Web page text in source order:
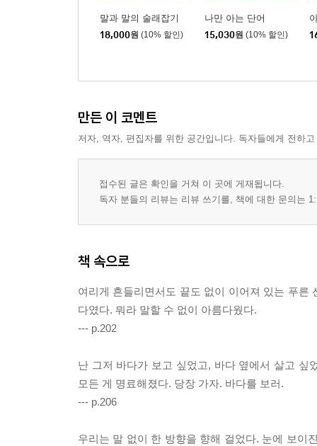
말과 말의 술래잡기
18,000원 (10% 할인)
나만 아는 단어
15,030원 (10% 할인)
만든 이 코멘트
저자, 역자, 편집자를 위한 공간입니다. 독자들에게 전하
접수된 글은 확인을 거쳐 이 곳에 게재됩니다.
독자 분들의 리뷰는 리뷰 쓰기를, 책에 대한 문의는
책 속으로
여리게 흔들리면서도 끝도 없이 이어져 있는 푸
다였다. 뭐라 말할 수 없이 아름다웠다.
--- p.202
난 그저 바다가 보고 싶었고, 바다 옆에서 살고 싶
모든 게 명료해졌다. 당장 가자. 바다를 보러.
--- p.206
우리는 말 없이 한 방향을 향해 걸었다. 눈에 보이